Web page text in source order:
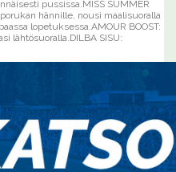
pussissa.MISS SUMMER
hännille, nousi maalisuoralla
lopetuksessa.AMOUR BOOST:
lähtösuoralla.DILBA SISU: